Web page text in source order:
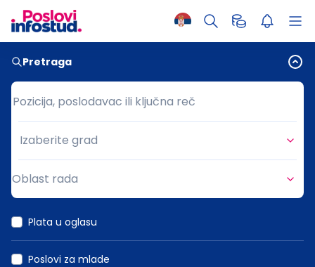
Pretraga
Pozicija, poslodavac ili ključna reč
Pozicija, poslodavac ili ključna reč
Grad
Izaberite grad
Oblast rada
Plata u oglasu
Poslovi za mlade